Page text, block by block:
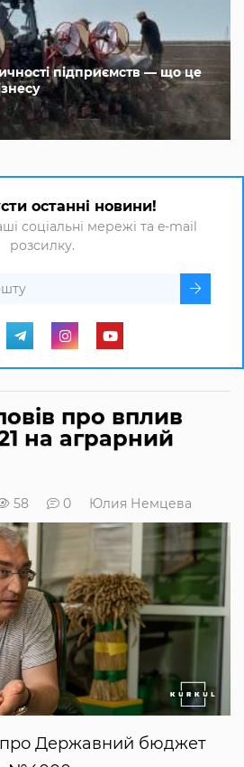
підприємств — що це
останні новини!
соціальні мережі та e-mail
розсилку.
про вплив
на аграрний
58 0 Юлия Немцева
про Державний бюджет